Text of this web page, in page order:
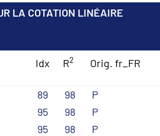
LA COTATION LINÉAIRE
Idx
R2 Orig. fr_FR
89 98
P
95 98
P
95 98
P